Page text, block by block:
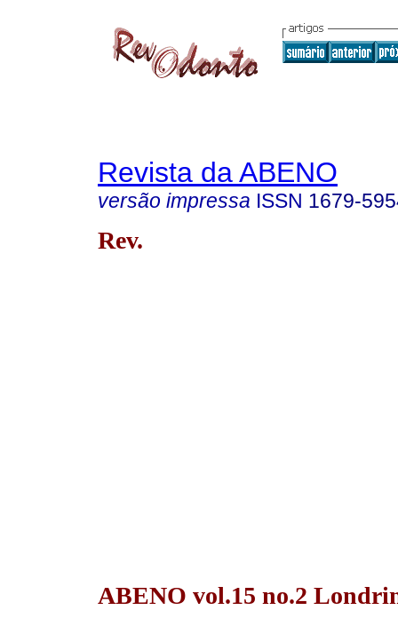
Revista da ABENO
versão impressa ISSN 1679-
Rev.
ABENO vol.15 no.2